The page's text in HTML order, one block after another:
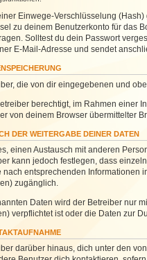
Einwege-Verschlüsselung
zu deinem Benutzerkonto für das
Solltest du dein Passwort
E-Mail-Adresse und sendet
die von dir eingegebenen und
berechtigt, im Rahmen einer
von deinem Browser übermittelter
DER WEITERGABE DEINER DATEN
einen Austausch mit anderen
kann jedoch festlegen, dass
nach entsprechenden Informationen
zugänglich.
Daten wird der Betreiber nur
verpflichtet ist oder die Daten zur
darüber hinaus, dich unter den